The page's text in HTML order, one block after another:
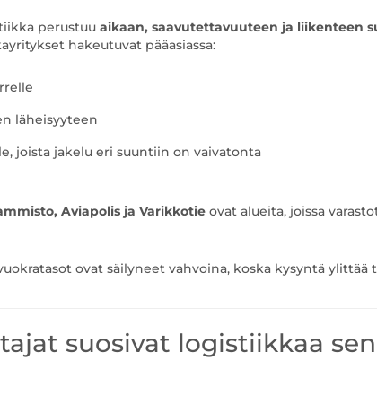
perustuu aikaan, saavutettavuuteen ja liikenteen
hakeutuvat pääasiassa:
läheisyyteen
joista jakelu eri suuntiin on vaivatonta
Aviapolis ja Varikkotie ovat alueita, joissa
ovat säilyneet vahvoina, koska kysyntä ylittää
suosivat logistiikkaa